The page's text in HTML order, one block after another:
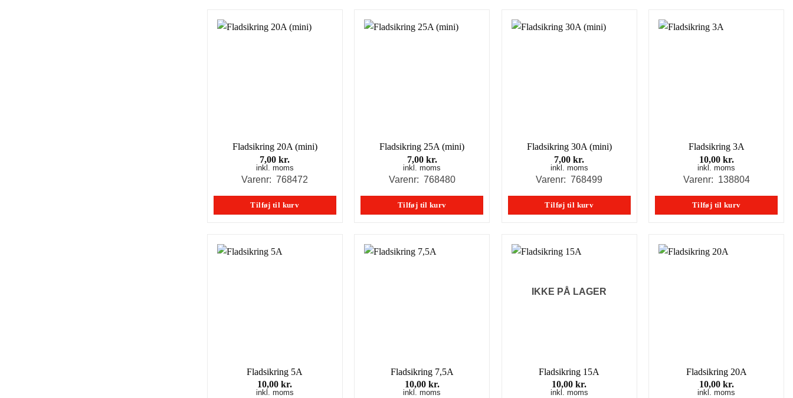
Fladsikring 20A (mini)
7,00kr.
inkl. moms
Varenr: 768472
Tilføj til kurv
Fladsikring 25A (mini)
7,00 kr.
inkl. moms
Varenr: 768480
Tilføj til kurv
Fladsikring 30A (mini)
7,00kr.
inkl. moms
Varenr: 768499
Tilføj til kurv
Fladsikring 3A
10,00 kr.
inkl. moms
Varenr: 138804
Tilføj til kurv
Fladsikring 5A
10,00kr.
inkl. moms
Fladsikring 7,5A
10,00 kr.
inkl. moms
IKKE PÅ LAGER
Fladsikring 15A
10,00kr.
inkl. moms
Fladsikring 20A
10,00 kr.
inkl. moms